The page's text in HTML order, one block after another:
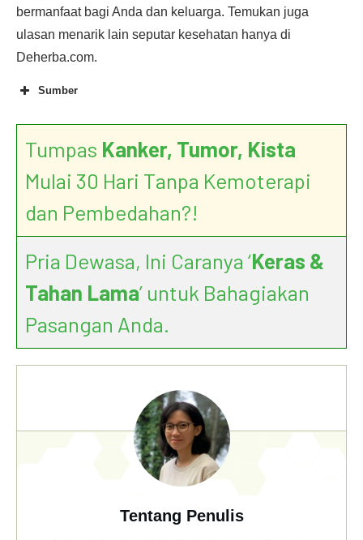
bermanfaat bagi Anda dan keluarga. Temukan juga
ulasan menarik lain seputar kesehatan hanya di
Deherba.com.
Sumber
Tumpas Kanker, Tumor, Kista
Mulai 30 Hari Tanpa Kemoterapi
dan Pembedahan?!
Pria Dewasa, Ini Caranya ‘Keras &
Tahan Lama’ untuk Bahagiakan
Pasangan Anda.
Tentang Penulis